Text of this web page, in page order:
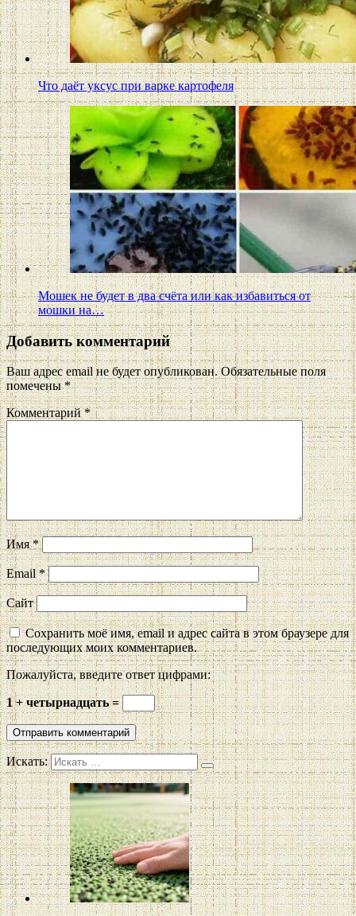
Что даёт уксус при варке картофеля
Мошек не будет в два счёта или как избавиться от
мошки на…
Добавить комментарий
Ваш адрес email не будет опубликован. Обязательные поля
помечены*
Комментарий*
Имя*
Email*
Сайт
Сохранить моё имя, email и адрес сайта в этом браузере для
последующих моих комментариев.
Пожалуйста, введите ответ цифрами:
1 + четырнадцать =
Искать: